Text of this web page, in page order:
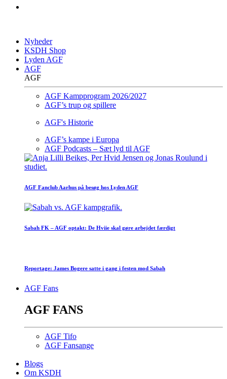
Nyheder
KSDH Shop
Lyden AGF
AGF
AGF
AGF Kampprogram 2026/2027
AGF’s trup og spillere
AGF's Historie
AGF’s kampe i Europa
AGF Podcasts – Sæt lyd til AGF
AGF Fanclub Aarhus på besøg hos Lyden AGF
Sabah FK – AGF optakt: De Hviie skal gøre arbejdet færdigt
Reportage: James Bogere satte i gang i festen mod Sabah
AGF Fans
AGF FANS
AGF Tifo
AGF Fansange
Blogs
Om KSDH